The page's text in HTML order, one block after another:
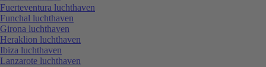
Fuerteventura luchthaven
Funchal luchthaven
Girona luchthaven
Heraklion luchthaven
Ibiza luchthaven
Lanzarote luchthaven